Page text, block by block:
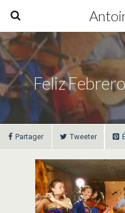
Feliz
Partager Tweeter